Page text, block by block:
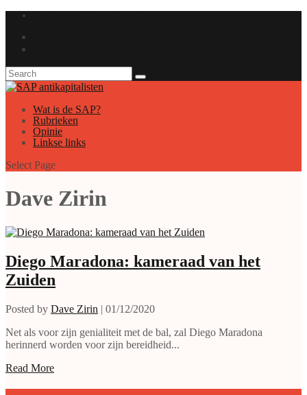
Wat is de SAP?
Rubrieken
Opinie
Linkse links
Select Page
Dave Zirin
Diego Maradona: kameraad van het
Zuiden
Posted by Dave Zirin | 01/12/2020
Net als voor zijn genialiteit met de bal, zal Diego Maradona
herinnerd worden voor zijn bereidheid...
Read More